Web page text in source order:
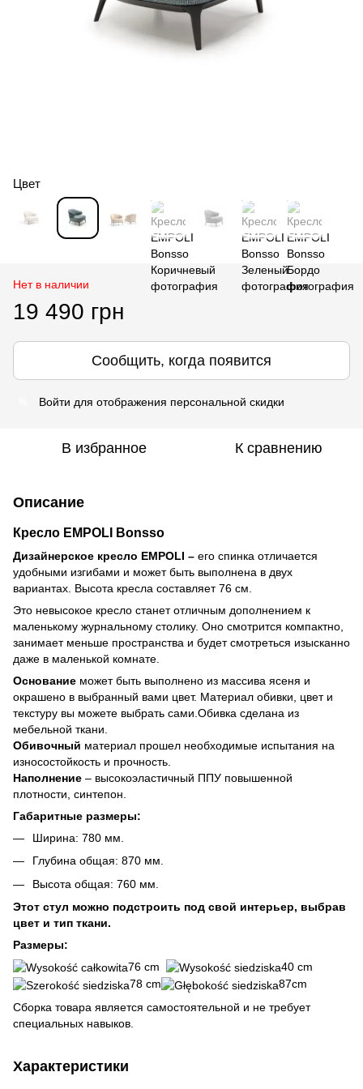
Цвет
Нет в наличии
19 490 грн
Сообщить, когда появится
Войти для отображения персональной скидки
В избранное К сравнению
Описание
Кресло EMPOLI Bonsso
Дизайнерское кресло EMPOLI – его спинка отличается
удобными изгибами и может быть выполнена в двух
вариантах. Высота кресла составляет 76 см.
Это невысокое кресло станет отличным дополнением к
маленькому журнальному столику. Оно смотрится компактно,
занимает меньше пространства и будет смотреться изысканно
даже в маленькой комнате.
Основание может быть выполнено из массива ясеня и
окрашено в выбранный вами цвет. Материал обивки, цвет и
текстуру вы можете выбрать сами.Обивка сделана из
мебельной ткани.
Обивочный материал прошел необходимые испытания на
износостойкость и прочность.
Наполнение – высокоэластичный ППУ повышенной
плотности, синтепон.
Габаритные размеры:
Ширина: 780 мм.
Глубина общая: 870 мм.
Высота общая: 760 мм.
Этот стул можно подстроить под свой интерьер, выбрав
цвет и тип ткани.
Размеры:
76 cm
40 cm
78 cm
87cm
Сборка товара является самостоятельной и не требует
специальных навыков.
Характеристики